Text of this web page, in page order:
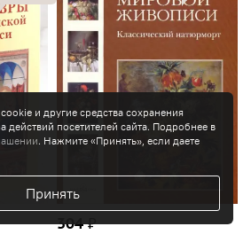
304₽
и другие средства сохранения
действий посетителей сайта. Подробнее в
. Нажмите «Принять», если даете
Принять